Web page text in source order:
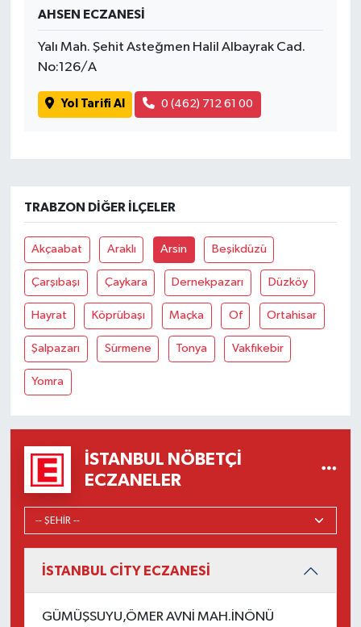
AHSEN ECZANESİ
Yalı Mah. Şehit Asteğmen Halil Albayrak Cad.
No:126/A
Yol Tarifi Al 0 (462) 712 61 00
TRABZON DIĞER İLÇELER
Akçaabat Araklı Arsin Beşikdüzü
Çarşıbaşı Çaykara Dernekpazarı Düzköy
Hayrat Köprübaşı Maçka Of Ortahisar
Şalpazarı Sürmene Tonya Vakfıkebir
Yomra
İSTANBUL NÖBETÇI
ECZANELER
İSTANBUL CİTY ECZANESİ
GÜMÜŞSUYU,ÖMER AVNİ MAH.İNÖNÜ